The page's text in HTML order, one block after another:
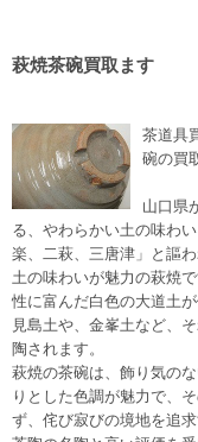
萩焼茶碗買取ます
茶道具
碗の買
山口県
る、やわらかい土の味わ
楽、二萩、三唐津」と謳
土の味わいが魅力の萩焼
性に富んだ白色の大道土
見島土や、金峯土など、
陶されます。
萩焼の茶碗は、飾り気の
りとした色調が魅力で、
ず、侘び寂びの境地を追